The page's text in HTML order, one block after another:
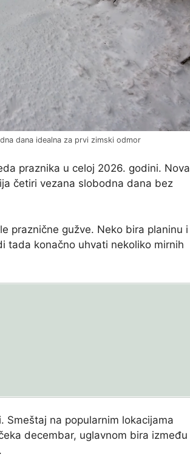
dana idealna za prvi zimski odmor
praznika u celoj 2026. godini. Nova
četiri vezana slobodna dana bez
praznične gužve. Neko bira planinu i
tada konačno uhvati nekoliko mirnih
Smeštaj na popularnim lokacijama
decembar, uglavnom bira između